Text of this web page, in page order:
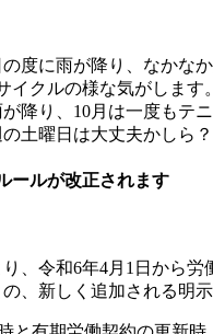
度に雨が降り、なかな
イクルの様な気がしま
降り、10月は一度もテ
土曜日は大丈夫かしら？
ールが改正されます
、令和6年4月1日から
、新しく追加される明